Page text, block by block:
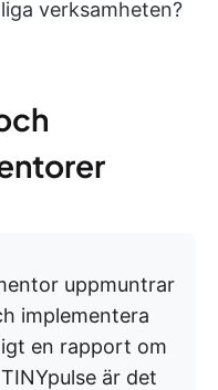
verksamheten?
uppmuntrar
implementera
en rapport om
är det